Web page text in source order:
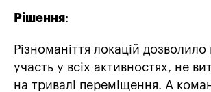
Рішення:
Різноманіття локацій
участь у всіх активностях, не
на тривалі переміщення. А